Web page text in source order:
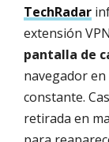
TechRadar
extensión
pantalla de
navegador
constante.
retirada en